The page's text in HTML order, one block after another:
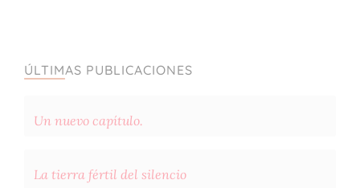
ÚLTIMAS PUBLICACIONES
Un nuevo capítulo.
La tierra fértil del silencio